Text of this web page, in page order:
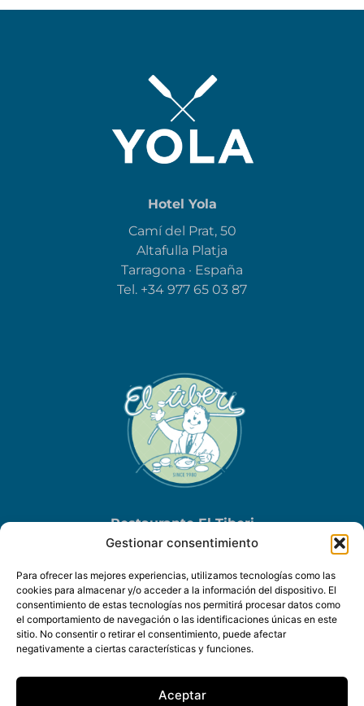
Gestionar consentimiento
Para ofrecer las mejores experiencias, utilizamos tecnologías como las
cookies para almacenar y/o acceder a la información del dispositivo. El
consentimiento de estas tecnologías nos permitirá procesar datos como
el comportamiento de navegación o las identificaciones únicas en este
sitio. No consentir o retirar el consentimiento, puede afectar
negativamente a ciertas características y funciones.
Aceptar
Hotel Yola
Camí del Prat, 50
Altafulla Platja
Tarragona · España
Tel. +34 977 65 03 87
Restaurante El Tiberi
Via Augusta, 50
Altafulla Platja
Tarragona · España
Tel.+34977 65 02 83